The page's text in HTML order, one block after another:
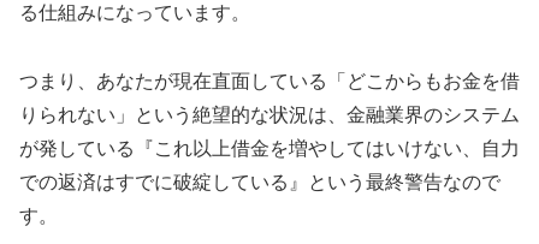
る仕組みになっています。
つまり、あなたが現在直面している「どこからもお金を借
りられない」という絶望的な状況は、金融業界のシステム
が発している『これ以上借金を増やしてはいけない、自力
での返済はすでに破綻している』という最終警告なので
す。